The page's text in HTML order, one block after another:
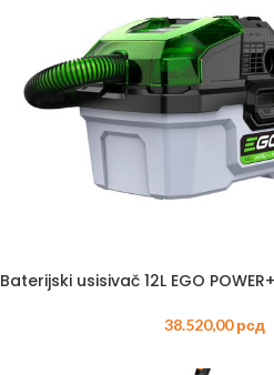
Baterijski usisivač 12L EGO
38.520,00рсд